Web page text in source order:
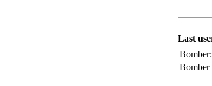
Last
Bomber:
Bomber